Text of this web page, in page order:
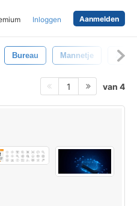
Inloggen Aanmelden
Bureau Mannetje Zwart
1 van 4